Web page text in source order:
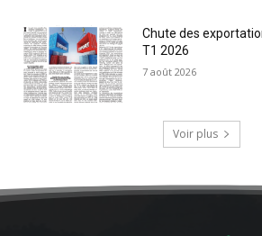
Chute des
T1 2026
7 août 2026
Voir plus